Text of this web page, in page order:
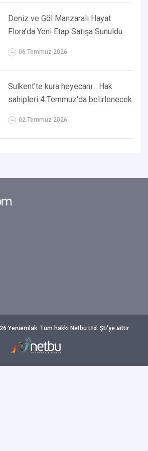
Deniz ve Göl Manzaralı Hayat
Flora’da Yeni Etap Satışa Sunuldu
06 Temmuz 2026
Sulkent'te kura heyecanı... Hak
sahipleri 4 Temmuz'da belirlenecek
02 Temmuz 2026
Yeniemlak. Tum hakkı Netbu Ltd. Şti'ye aittir.